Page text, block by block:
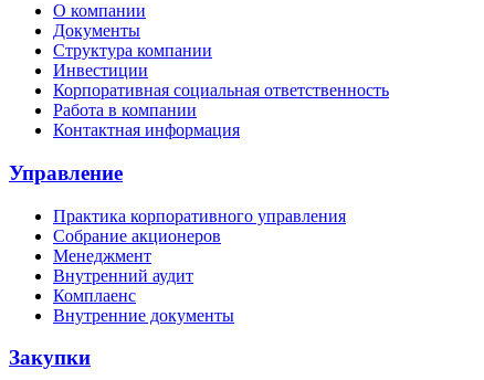
О компании
Документы
Структура компании
Инвестиции
Корпоративная социальная ответственность
Работа в компании
Контактная информация
Управление
Практика корпоративного управления
Собрание акционеров
Менеджмент
Внутренний аудит
Комплаенс
Внутренние документы
Закупки